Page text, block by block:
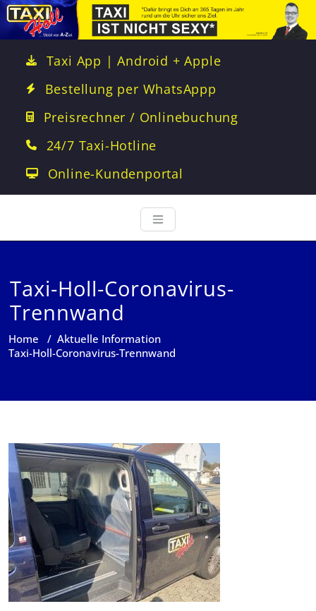
Taxi App | Android + Apple
Bestellung per WhatsAppp
Preisrechner / Onlinebuchung
24/7 Taxi-Hotline
Online-Kundenportal
Taxi-Holl-Coronavirus-
Trennwand
Home / Aktuelle Information
Taxi-Holl-Coronavirus-Trennwand